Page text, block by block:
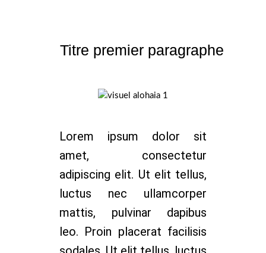
Titre premier paragraphe
Lorem ipsum dolor sit
amet, consectetur
adipiscing elit. Ut elit tellus,
luctus nec ullamcorper
mattis, pulvinar dapibus
leo. Proin placerat facilisis